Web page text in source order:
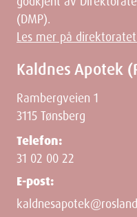
(DMP).
Les mer på
Kaldnes Apotek
Rambergveien 1
3115 Tønsberg
Telefon:
31 02 00 22
E-post: